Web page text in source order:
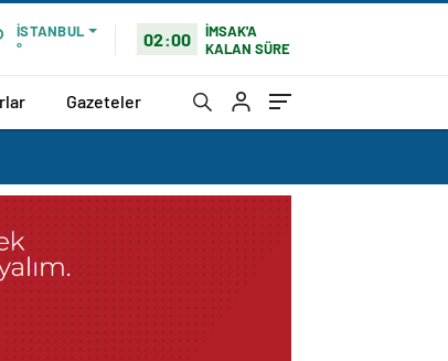
İSTANBUL
°
02:00
İMSAK'A
KALAN SÜRE
Gazeteler